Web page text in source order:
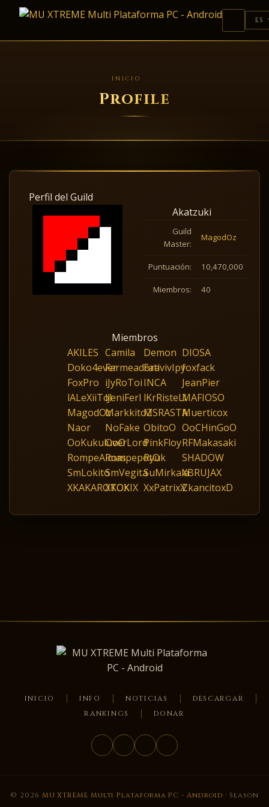
DESCARGAS
RANKINGS
ES
INICIO
Profile
Perfil del Guild
Akatzuki
Guild
Master:
MagodOz
Puntuación: 10,470,000
Miembros: 40
Miembros
AKILES Camila Demon DIOSA
Doko4everFarmeadoraFativivIpyfoxfack
FoxPro iJyRoToiINCA
JeanPier
lALeXiiTollJeniFerl lKrRisteLlMAFIOSO
MagodOzMarkkitoZMSRASTAMuerticox
Naor
NoFake ObitoO OoCHinGoO
OoKukuluoOOverLordPinkFloyRFMakasaki
RompeAlmasRompepotO
Ryuk
SHADOW
SmLokitoSmVegitaSuMirkalaXBRUJAX
XKAKAROTOX
XKOKIX XxPatrixXZkancitoxD
INICIO INFO NOTICIAS
DESCARGAR
RANKINGS
DONAR
© 2026 MU XTREME Multi Plataforma PC - Android · Season